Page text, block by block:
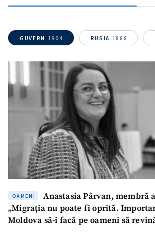
GUVERN 1904 RUSIA 1888
OAMENI
Anastasia Pârvan, membră
„Migrația nu poate fi oprită.
Moldova să-i facă pe oameni să